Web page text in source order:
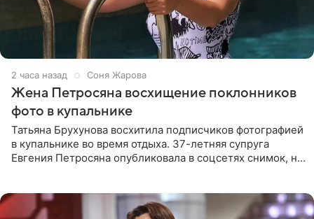
2 часа назад Соня Жарова
Жена Петросяна восхищение поклонников
фото в купальнике
Татьяна Брухунова восхитила подписчиков фотографией
в купальнике во время отдыха. 37-летняя супруга
Евгения Петросяна опубликовала в соцсетях снимок, на